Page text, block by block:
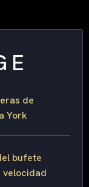
de
York
bufete
velocidad